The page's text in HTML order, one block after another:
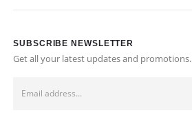
SUBSCRIBE NEWSLETTER
Get all your latest updates and promotions.